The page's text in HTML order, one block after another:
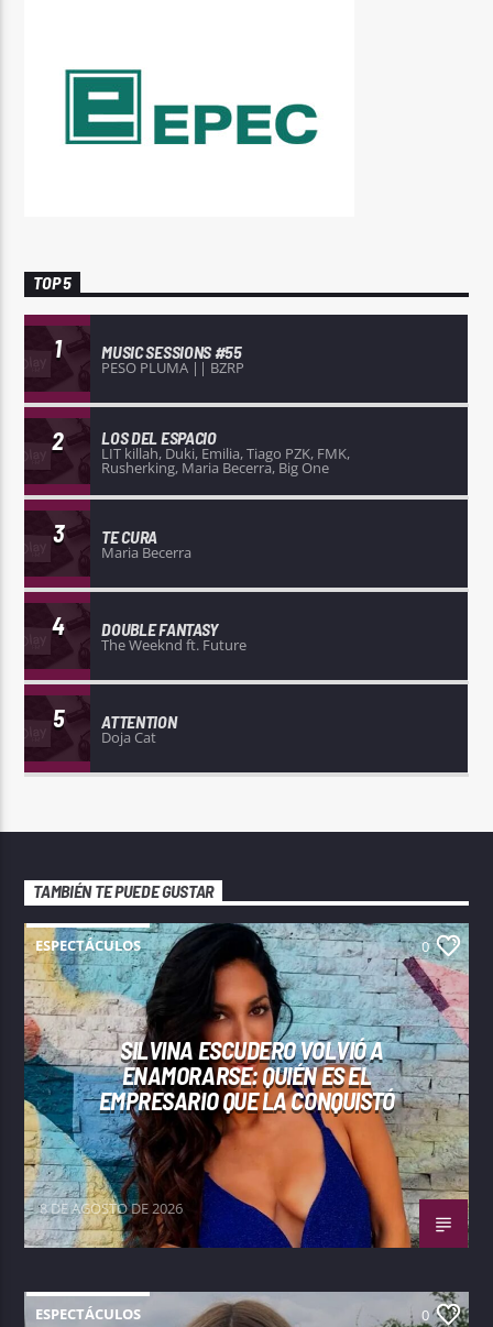
TOP 5
1 MUSIC SESSIONS #55
PESO PLUMA || BZRP
2 LOS DEL ESPACIO
LIT killah, Duki, Emilia, Tiago PZK, FMK,
Rusherking, Maria Becerra, Big One
3 TE CURA
Maria Becerra
4 DOUBLE FANTASY
The Weeknd ft. Future
5 ATTENTION
Doja Cat
TAMBIÉN TE PUEDE GUSTAR
ESPECTÁCULOS 0
SILVINA ESCUDERO VOLVIÓ A
ENAMORARSE: QUIÉN ES EL
EMPRESARIO QUE LA CONQUISTÓ
8 DE AGOSTO DE 2026
ESPECTÁCULOS 0